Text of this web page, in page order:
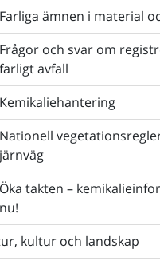
Farliga ämnen i material
Frågor och svar om
farligt avfall
Kemikaliehantering
Nationell
järnväg
Öka takten –
nu!
kultur och landskap